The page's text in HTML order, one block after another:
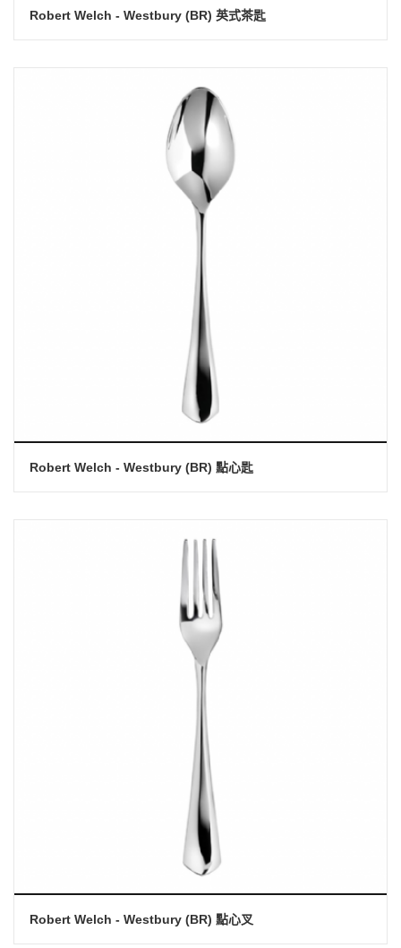
Robert Welch - Westbury (BR) 英式茶匙
Robert Welch - Westbury (BR) 點心匙
Robert Welch - Westbury (BR) 點心叉